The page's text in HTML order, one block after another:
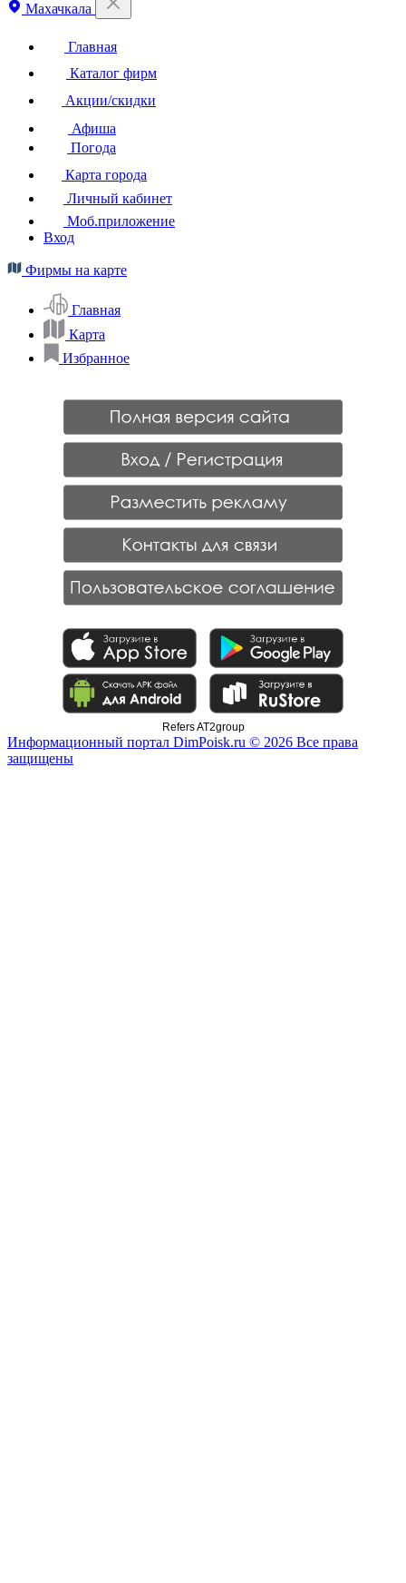
Махачкала
Главная
Каталог фирм
Акции/скидки
Афиша
Погода
Карта города
Личный кабинет
Моб.приложение
Вход
Фирмы на карте
Главная
Карта
Избранное
Refers AT2group
Информационный портал DimPoisk.ru © 2026 Все права
защищены